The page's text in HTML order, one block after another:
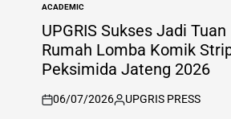
POSTED
IN
ACADEMIC
UPGRIS Sukses Jadi Tuan
Rumah Lomba Komik
Peksimida Jateng 2026
on
06/07/2026
Posted
UPGRIS PRESS